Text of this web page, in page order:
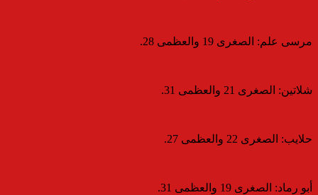
​مرسى علم: الصغرى 19 والعظمى 28.
​شلاتين: الصغرى 21 والعظمى 31.
​حلايب: الصغرى 22 والعظمى 27.
​أبو رماد: الصغرى 19 والعظمى 31.